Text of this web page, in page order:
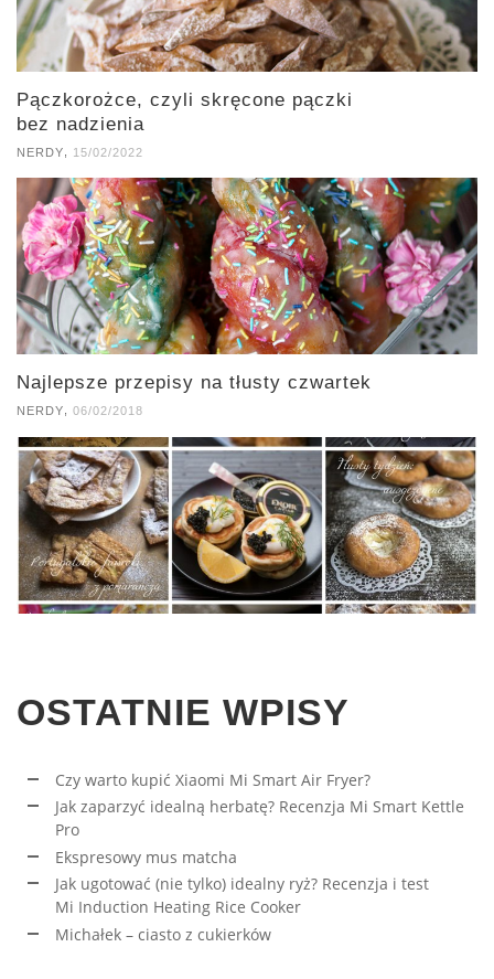
Pączkorożce, czyli skręcone pączki
bez nadzienia
NERDY 15/02/2022
Najlepsze przepisy na tłusty czwartek
NERDY, 06/02/2018
OSTATNIE WPISY
Czy warto kupić Xiaomi Mi Smart Air Fryer?
Jak zaparzyć idealną herbatę? Recenzja Mi Smart Kettle
Pro
Ekspresowy mus matcha
Jak ugotować (nie tylko) idealny ryż? Recenzja i test
Mi Induction Heating Rice Cooker
Michałek – ciasto z cukierków